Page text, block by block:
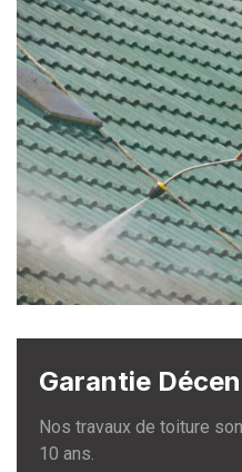
Garantie
Nos travaux de toiture
10 ans.